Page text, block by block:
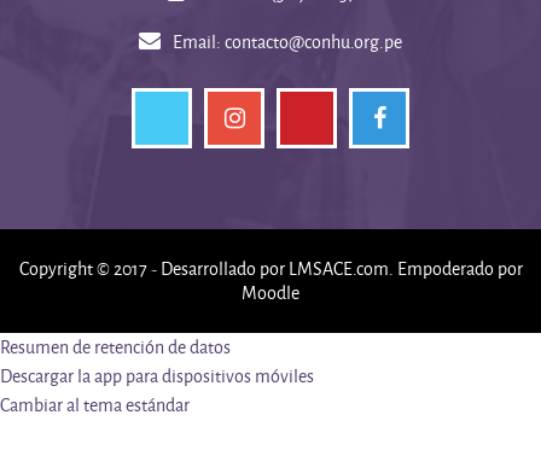
Email:contacto@conhu.org.pe
Copyright © 2017 - Desarrollado porLMSACE.com. Empoderado por
Moodle
Resumen de retención de datos
Descargar la app para dispositivos móviles
Cambiar al tema estándar